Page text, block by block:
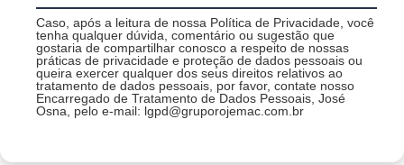
Caso, após a leitura de nossa Política de Privacidade, você
tenha qualquer dúvida, comentário ou sugestão que
gostaria de compartilhar conosco a respeito de nossas
práticas de privacidade e proteção de dados pessoais ou
queira exercer qualquer dos seus direitos relativos ao
tratamento de dados pessoais, por favor, contate nosso
Encarregado de Tratamento de Dados Pessoais, José
Osna, pelo e-mail: lgpd@gruporojemac.com.br